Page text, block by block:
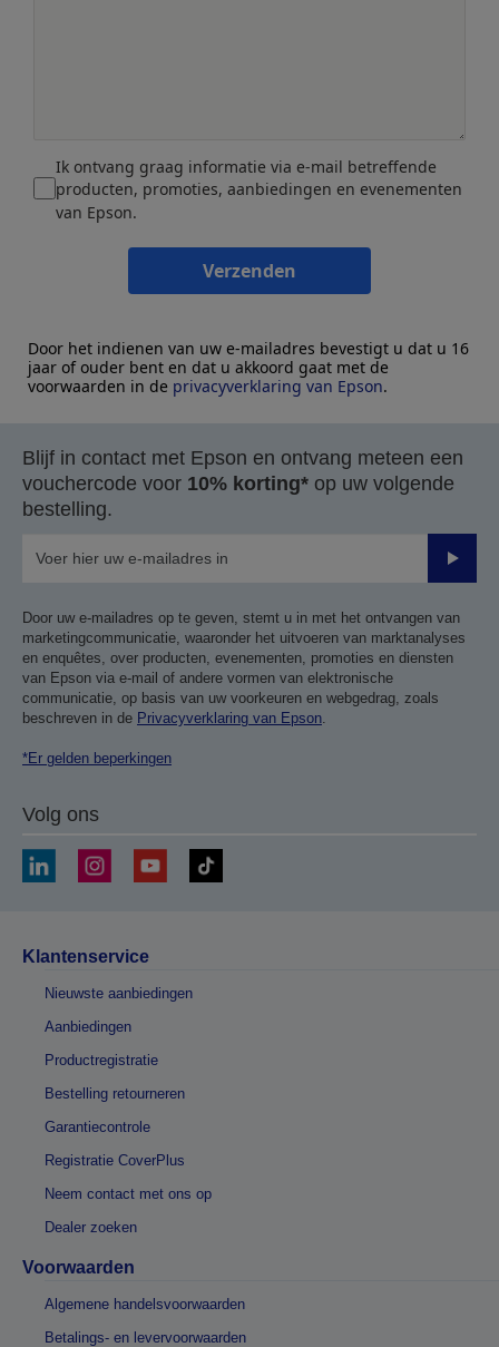
Ik ontvang graag informatie via e-mail betreffende
producten, promoties, aanbiedingen en evenementen
van Epson.
Verzenden
Door het indienen van uw e-mailadres bevestigt u dat u 16
jaar of ouder bent en dat u akkoord gaat met de
voorwaarden in de privacyverklaring van Epson.
Blijf in contact met Epson en ontvang meteen een
vouchercode voor 10% korting* op uw volgende
bestelling.
Door uw e-mailadres op te geven, stemt u in met het ontvangen van
marketingcommunicatie, waaronder het uitvoeren van marktanalyses
en enquêtes, over producten, evenementen, promoties en diensten
van Epson via e-mail of andere vormen van elektronische
communicatie, op basis van uw voorkeuren en webgedrag, zoals
beschreven in de Privacyverklaring van Epson.
*Er gelden beperkingen
Volg ons
Klantenservice
Nieuwste aanbiedingen
Aanbiedingen
Productregistratie
Bestelling retourneren
Garantiecontrole
Registratie CoverPlus
Neem contact met ons op
Dealer zoeken
Voorwaarden
Algemene handelsvoorwaarden
Betalings- en levervoorwaarden